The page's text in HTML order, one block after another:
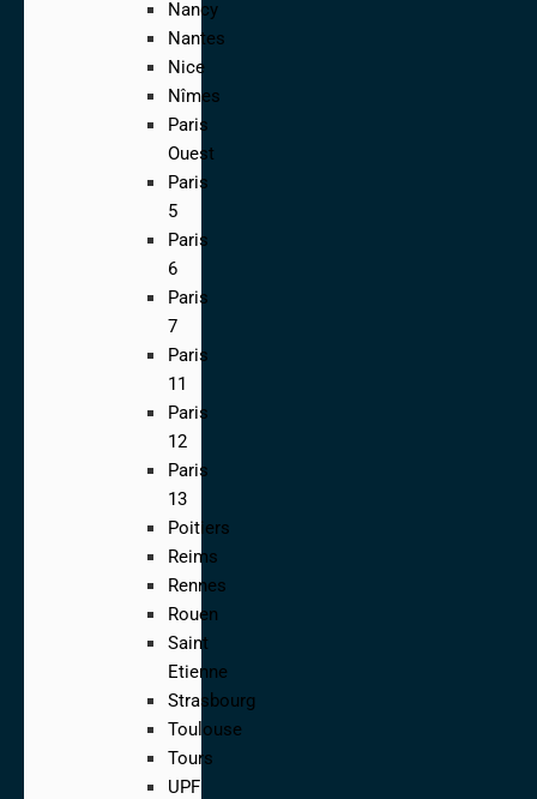
Nancy
Nantes
Nice
Nîmes
Paris
Ouest
Paris
5
Paris
6
Paris
7
Paris
11
Paris
12
Paris
13
Poitiers
Reims
Rennes
Rouen
Saint
Etienne
Strasbourg
Toulouse
Tours
UPF